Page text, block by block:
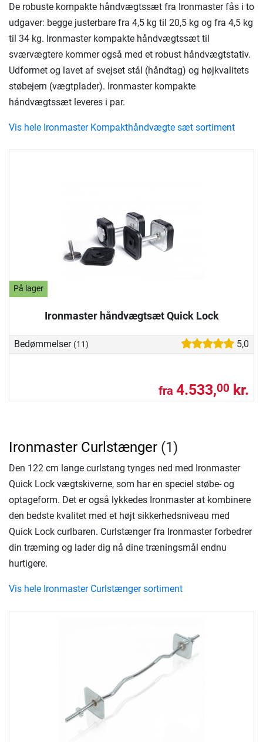
På lager
Ironmaster håndvægtsæt Quick Lock
Bedømmelser (11) 5,0
fra 4.533,00 kr.
De robuste kompakte håndvægtssæt fra Ironmaster fås i to
udgaver: begge justerbare fra 4,5 kg til 20,5 kg og fra 4,5 kg
til 34 kg. Ironmaster kompakte håndvægtssæt til
sværvægtere kommer også med et robust håndvægtstativ.
Udformet og lavet af svejset stål (håndtag) og højkvalitets
støbejern (vægtplader). Ironmaster kompakte
håndvægtssæt leveres i par.
Vis hele Ironmaster Kompakthåndvægte sæt sortiment
Ironmaster Curlstænger (1)
Den 122 cm lange curlstang tynges ned med Ironmaster
Quick Lock vægtskiverne, som har en speciel støbe- og
optageform. Det er også lykkedes Ironmaster at kombinere
den bedste kvalitet med et højt sikkerhedsniveau med
Quick Lock curlbaren. Curlstænger fra Ironmaster forbedrer
din træming og lader dig nå dine træningsmål endnu
hurtigere.
Vis hele Ironmaster Curlstænger sortiment